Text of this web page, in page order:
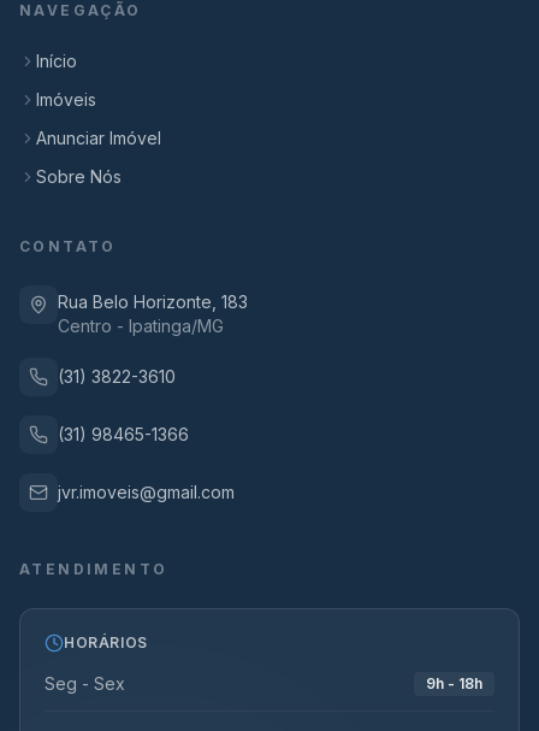
NAVEGAÇÃO
Início
Imóveis
Anunciar Imóvel
Sobre Nós
CONTATO
Rua Belo Horizonte, 183
Centro - Ipatinga/MG
(31) 3822-3610
(31) 98465-1366
jvr.imoveis@gmail.com
ATENDIMENTO
HORÁRIOS
Seg - Sex 9h - 18h